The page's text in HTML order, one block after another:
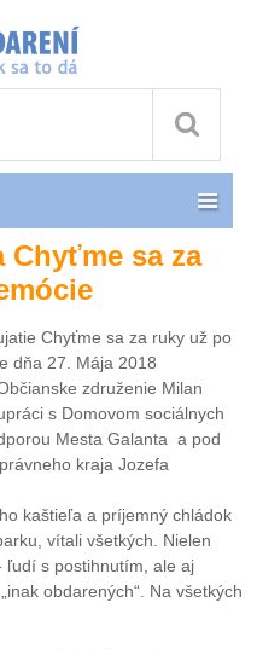
Chyťme sa za
Chyťme sa za ruky už po
dňa 27. Mája 2018
združenie Milan
s Domovom sociálnych
Mesta Galanta a pod
kraja Jozefa
kaštieľa a príjemný chládok
vítali všetkých. Nielen
ľudí s postihnutím, ale aj
obdarených“. Na všetkých